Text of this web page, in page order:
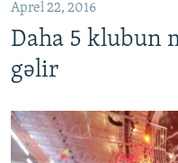
qayıt
Axtarışa
#ƏSLINDƏ
QANUNI DOĞRU
ARAŞDIRMA
MULTIMEDIA
Aprel 22, 2016
Daha 5 klubun
gəlir